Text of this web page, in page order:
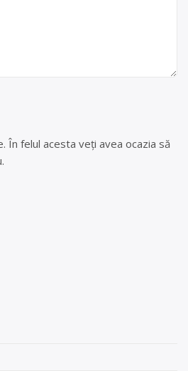
În felul acesta veți avea ocazia să